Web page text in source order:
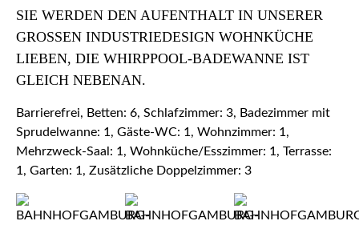
SIE WERDEN DEN AUFENTHALT IN UNSERER
GROSSEN INDUSTRIEDESIGN WOHNKÜCHE L
IEBEN, DIE WHIRPPOOL-BADEWANNE IST G
LEICH NEBENAN.
Barrierefrei, Betten: 6, Schlafzimmer: 3, Badezimmer mit
Sprudelwanne: 1, Gäste-WC: 1, Wohnzimmer: 1,
Mehrzweck-Saal: 1, Wohnküche/Esszimmer: 1, Terrasse:
1, Garten: 1, Zusätzliche Doppelzimmer: 3